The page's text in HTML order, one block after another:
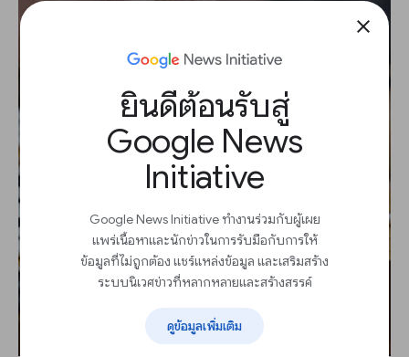
close
ยินดีต้อนรับสู่
Google News
Initiative
Google News Initiative ทำงานร่วมกับผู้เผย
แพร่เนื้อหาและนักข่าวในการรับมือกับการให้
ข้อมูลที่ไม่ถูกต้อง แชร์แหล่งข้อมูล และเสริมสร้าง
ระบบนิเวศข่าวที่หลากหลายและสร้างสรรค์
ดูข้อมูลเพิ่มเติม